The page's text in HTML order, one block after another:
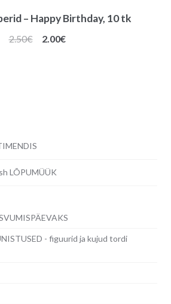
– Happy Birthday, 10 tk
2.50€
Algne
2.00€Praegune
LÕPUMÜÜK
- figuurid ja kujud tordi